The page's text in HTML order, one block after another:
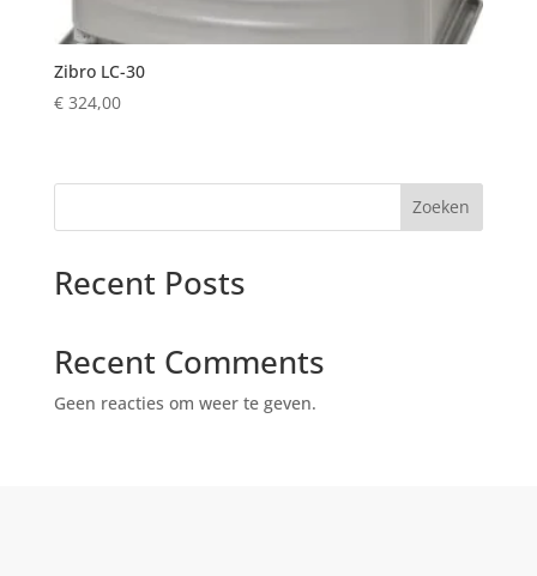
Zibro LC-30
€324,00
Zoeken
Recent Posts
Recent Comments
Geen reacties om weer te geven.